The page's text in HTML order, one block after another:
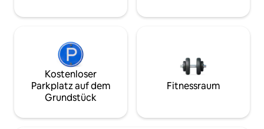
Kostenloser
Parkplatz auf dem
Grundstück
Fitnessraum